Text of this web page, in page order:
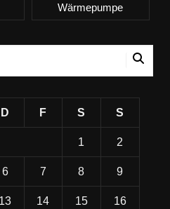
Wärmepumpe
D F S S
1 2
6 7 8 9
13 14 15 16